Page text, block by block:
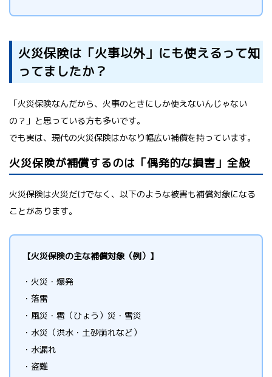
火災保険は「火事以外」にも使えるって知
ってましたか？
「火災保険なんだから、火事のときにしか使えないんじゃない
の？」と思っている方も多いです。
でも実は、現代の火災保険はかなり幅広い補償を持っています。
火災保険が補償するのは「偶発的な損害」全般
火災保険は火災だけでなく、以下のような被害も補償対象になる
ことがあります。
【火災保険の主な補償対象（例）】
・火災・爆発
・落雷
・風災・雹（ひょう）災・雪災
・水災（洪水・土砂崩れなど）
・水漏れ
・盗難